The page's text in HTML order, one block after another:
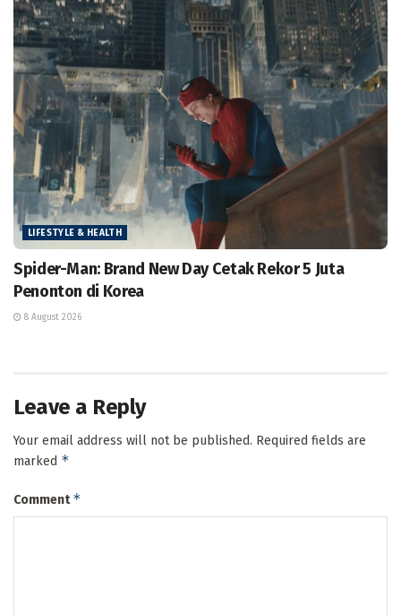
LIFESTYLE & HEALTH
Spider-Man: Brand New Day Cetak Rekor 5 Juta
Penonton di Korea
8 August 2026
Leave a Reply
Your email address will not be published. Required fields are
marked *
Comment*